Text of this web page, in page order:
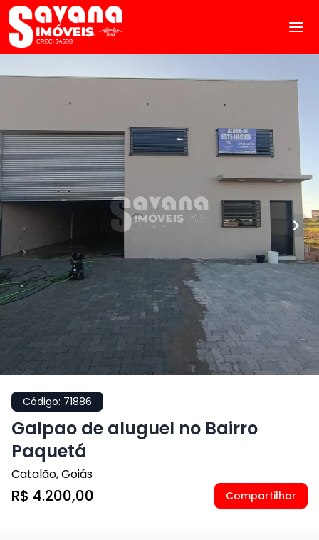
Código: 71886
Galpao de aluguel no Bairro
Paquetá
Catalão,Goiás
R$ 4.200,00 Compartilhar